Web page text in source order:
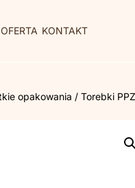
OFERTA KONTAKT
opakowania / Torebki